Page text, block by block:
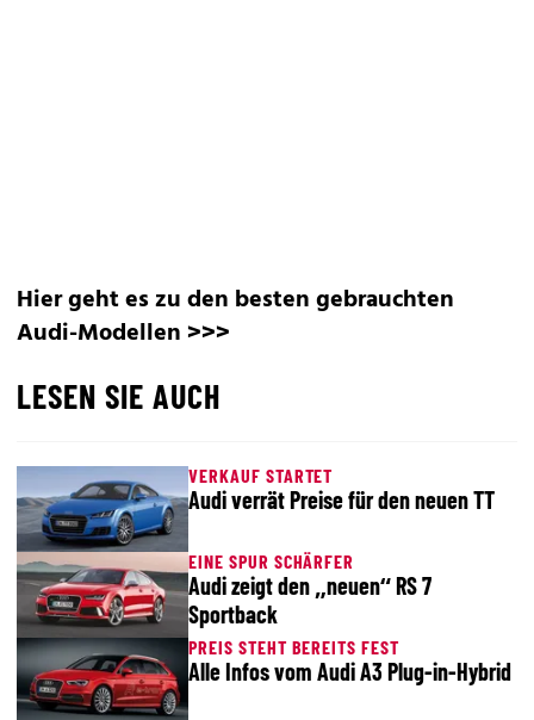
Hier geht es zu den besten gebrauchten
Audi-Modellen >>>
LESEN SIE AUCH
VERKAUF STARTET
Audi verrät Preise für den neuen TT
EINE SPUR SCHÄRFER
Audi zeigt den „neuen“ RS 7
Sportback
PREIS STEHT BEREITS FEST
Alle Infos vom Audi A3 Plug-in-Hybrid